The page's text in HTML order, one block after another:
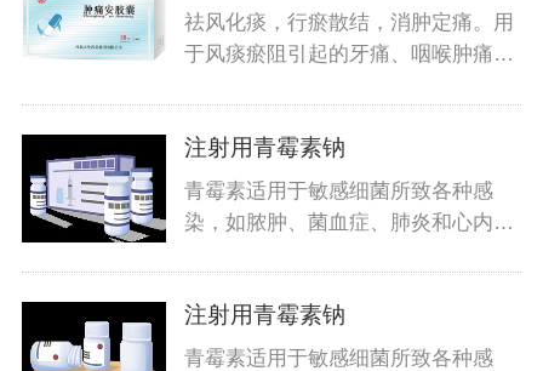
祛风化痰，行瘀散结，消肿定痛。用
于风痰瘀阻引起的牙痛、咽喉肿痛、
注射用青霉素钠
青霉素适用于敏感细菌所致各种感
染，如脓肿、菌血症、肺炎和心内膜
注射用青霉素钠
青霉素适用于敏感细菌所致各种感